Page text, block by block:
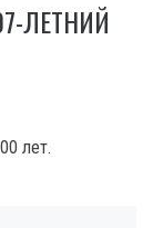
ЛЕТНИЙ
лет.